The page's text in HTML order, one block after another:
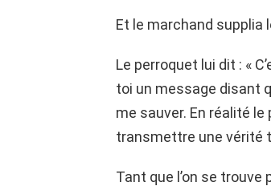
Et le marchand
Le perroquet lui dit : «
toi un message disant
me sauver. En réalité
transmettre une vérité
Tant que l’on se